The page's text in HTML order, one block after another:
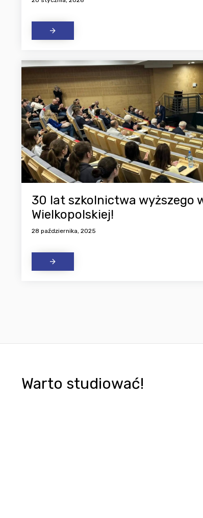
30 lat szkolnictwa wyższego
Wielkopolskiej!
28 października, 2025
Warto studiować!